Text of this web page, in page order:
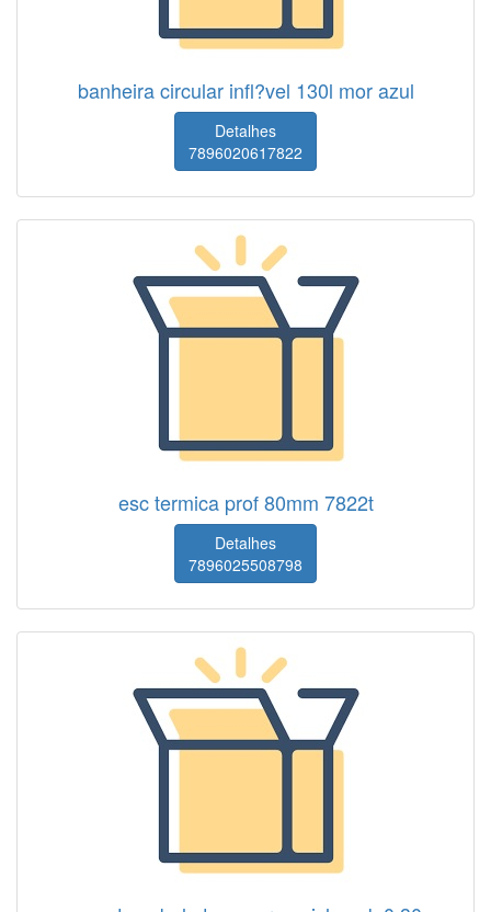
banheira circular infl?vel 130l mor azul
Detalhes
7896020617822
esc termica prof 80mm 7822t
Detalhes
7896025508798